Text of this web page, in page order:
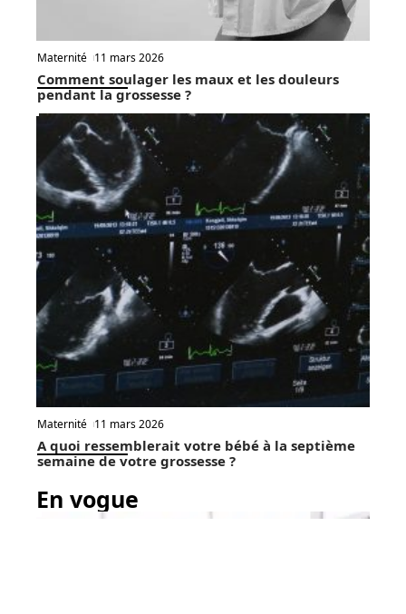
Maternité 11 mars 2026
Comment soulager les maux et les douleurs
pendant la grossesse ?
Maternité 11 mars 2026
A quoi ressemblerait votre bébé à la septième
semaine de votre grossesse ?
En vogue